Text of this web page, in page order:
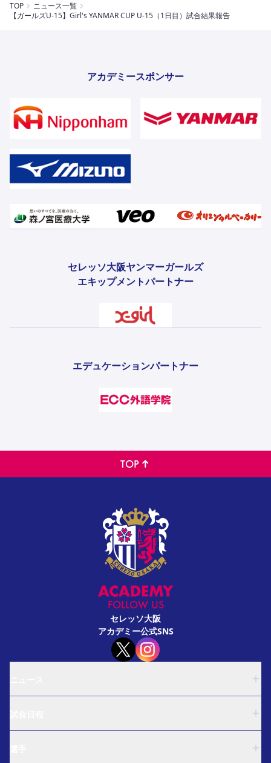
TOP
ニュース一覧
【ガールズU-15】Girl's YANMAR CUP U-15（1日目）試合結果報告
アカデミースポンサー
セレッソ大阪ヤンマーガールズ
エキップメントパートナー
エデュケーションパートナー
TOP
FOLLOW US
セレッソ大阪
アカデミー公式SNS